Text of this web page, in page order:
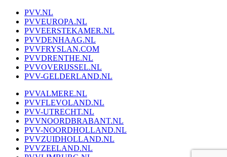
PVV.NL
PVVEUROPA.NL
PVVEERSTEKAMER.NL
PVVDENHAAG.NL
PVVFRYSLAN.COM
PVVDRENTHE.NL
PVVOVERIJSSEL.NL
PVV-GELDERLAND.NL
PVVALMERE.NL
PVVFLEVOLAND.NL
PVV-UTRECHT.NL
PVVNOORDBRABANT.NL
PVV-NOORDHOLLAND.NL
PVVZUIDHOLLAND.NL
PVVZEELAND.NL